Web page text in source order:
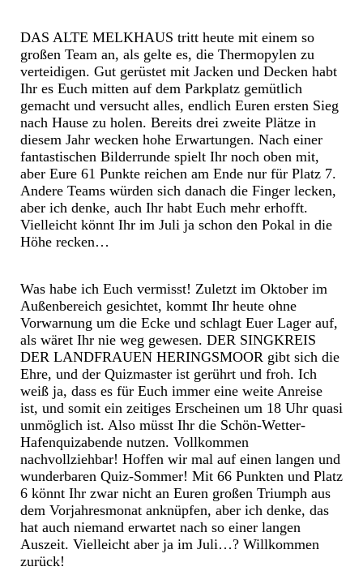
DAS ALTE MELKHAUS tritt heute mit einem so
großen Team an, als gelte es, die Thermopylen zu
verteidigen. Gut gerüstet mit Jacken und Decken habt
Ihr es Euch mitten auf dem Parkplatz gemütlich
gemacht und versucht alles, endlich Euren ersten Sieg
nach Hause zu holen. Bereits drei zweite Plätze in
diesem Jahr wecken hohe Erwartungen. Nach einer
fantastischen Bilderrunde spielt Ihr noch oben mit,
aber Eure 61 Punkte reichen am Ende nur für Platz 7.
Andere Teams würden sich danach die Finger lecken,
aber ich denke, auch Ihr habt Euch mehr erhofft.
Vielleicht könnt Ihr im Juli ja schon den Pokal in die
Höhe recken…
Was habe ich Euch vermisst! Zuletzt im Oktober im
Außenbereich gesichtet, kommt Ihr heute ohne
Vorwarnung um die Ecke und schlagt Euer Lager auf,
als wäret Ihr nie weg gewesen. DER SINGKREIS
DER LANDFRAUEN HERINGSMOOR gibt sich die
Ehre, und der Quizmaster ist gerührt und froh. Ich
weiß ja, dass es für Euch immer eine weite Anreise
ist, und somit ein zeitiges Erscheinen um 18 Uhr quasi
unmöglich ist. Also müsst Ihr die Schön-Wetter-
Hafenquizabende nutzen. Vollkommen
nachvollziehbar! Hoffen wir mal auf einen langen und
wunderbaren Quiz-Sommer! Mit 66 Punkten und Platz
6 könnt Ihr zwar nicht an Euren großen Triumph aus
dem Vorjahresmonat anknüpfen, aber ich denke, das
hat auch niemand erwartet nach so einer langen
Auszeit. Vielleicht aber ja im Juli…? Willkommen
zurück!